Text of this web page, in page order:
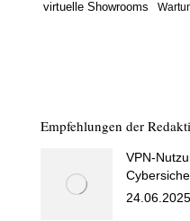
virtuelle Showrooms
Empfehlungen der
VPN-
24.06.2025